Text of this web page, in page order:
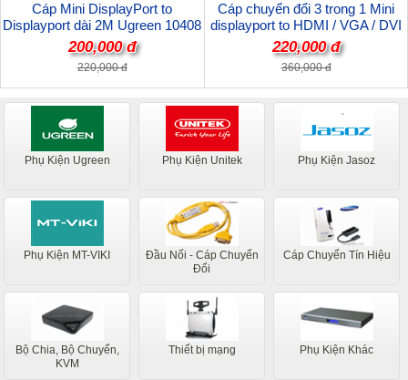
Cáp Mini DisplayPort to
Displayport dài 2M Ugreen 10408
Chính hãng
200,000 đ
220,000 đ
Cáp chuyển đổi 3 trong 1 Mini
displayport to HDMI / VGA / DVI
hỗ trợ 4k*2k Ugreen 20417 Chính
hãng
220,000 đ
360,000 đ
Phụ Kiện Ugreen Phụ Kiện Unitek Phụ Kiện Jasoz
Phụ Kiện MT-VIKI
Đầu Nối - Cáp Chuyển
Đổi
Cáp Chuyển Tín Hiệu
Bộ Chia, Bộ Chuyển,
KVM
Thiết bị mạng Phụ Kiện Khác